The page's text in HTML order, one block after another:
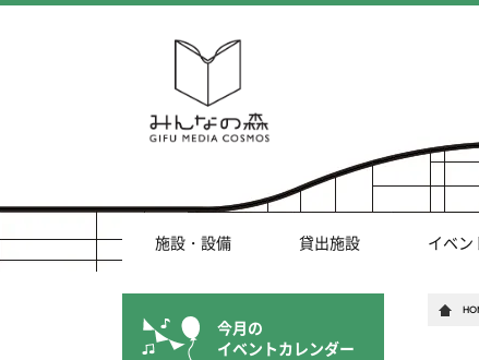
施設・設備 貸出施設 イベン
今月の
イベントカレンダー